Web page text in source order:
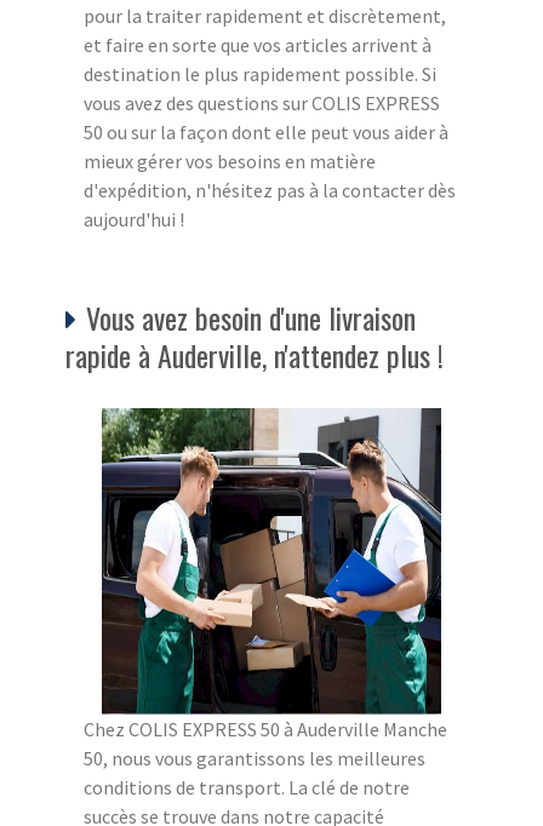
pour la traiter rapidement et discrètement,
et faire en sorte que vos articles arrivent à
destination le plus rapidement possible. Si
vous avez des questions sur COLIS EXPRESS
50 ou sur la façon dont elle peut vous aider à
mieux gérer vos besoins en matière
d'expédition, n'hésitez pas à la contacter dès
aujourd'hui !
Vous avez besoin d'une livraison
rapide à Auderville, n'attendez plus !
Chez COLIS EXPRESS 50 à Auderville Manche
50, nous vous garantissons les meilleures
conditions de transport. La clé de notre
succès se trouve dans notre capacité